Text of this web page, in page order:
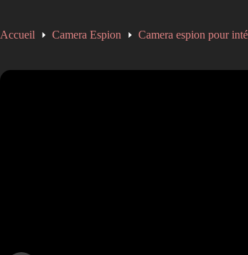
Accueil Camera Espion Camera espion pour